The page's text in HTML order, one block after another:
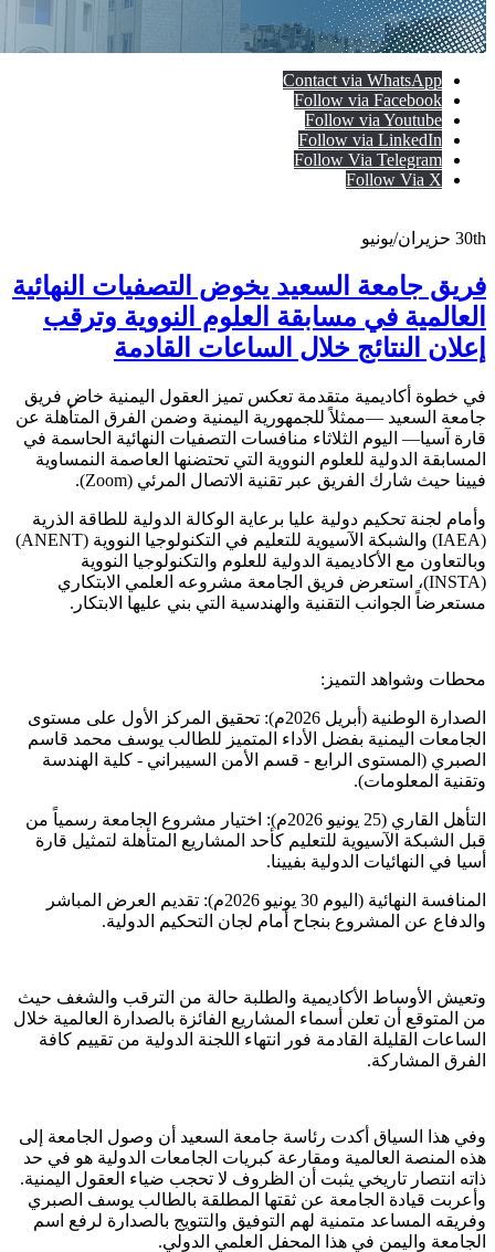
Contact via WhatsApp
Follow via Facebook
Follow via Youtube
Follow via LinkedIn
Follow Via Telegram
Follow Via X
30th حزيران/يونيو
فريق جامعة السعيد يخوض التصفيات النهائية
العالمية في مسابقة العلوم النووية وترقب
إعلان النتائج خلال الساعات القادمة
في خطوة أكاديمية متقدمة تعكس تميز العقول اليمنية خاض فريق
جامعة السعيد —ممثلاً للجمهورية اليمنية وضمن الفرق المتأهلة عن
قارة آسيا— اليوم الثلاثاء منافسات التصفيات النهائية الحاسمة في
المسابقة الدولية للعلوم النووية التي تحتضنها العاصمة النمساوية
فيينا حيث شارك الفريق عبر تقنية الاتصال المرئي (Zoom).
​وأمام لجنة تحكيم دولية عليا برعاية الوكالة الدولية للطاقة الذرية
(IAEA) والشبكة الآسيوية للتعليم في التكنولوجيا النووية (ANENT)
وبالتعاون مع الأكاديمية الدولية للعلوم والتكنولوجيا النووية
(INSTA)، استعرض فريق الجامعة مشروعه العلمي الابتكاري
مستعرضاً الجوانب التقنية والهندسية التي بني عليها الابتكار.
​محطات وشواهد التميز:
​الصدارة الوطنية (أبريل 2026م): تحقيق المركز الأول على مستوى
الجامعات اليمنية بفضل الأداء المتميز للطالب يوسف محمد قاسم
الصبري (المستوى الرابع - قسم الأمن السيبراني - كلية الهندسة
وتقنية المعلومات).
​التأهل القاري (25 يونيو 2026م): اختيار مشروع الجامعة رسمياً من
قبل الشبكة الآسيوية للتعليم كأحد المشاريع المتأهلة لتمثيل قارة
أسيا في النهائيات الدولية بفيينا.
​المنافسة النهائية (اليوم 30 يونيو 2026م): تقديم العرض المباشر
والدفاع عن المشروع بنجاح أمام لجان التحكيم الدولية.
​وتعيش الأوساط الأكاديمية والطلبة حالة من الترقب والشغف حيث
من المتوقع أن تعلن أسماء المشاريع الفائزة بالصدارة العالمية خلال
الساعات القليلة القادمة فور انتهاء اللجنة الدولية من تقييم كافة
الفرق المشاركة.
​وفي هذا السياق أكدت رئاسة جامعة السعيد أن وصول الجامعة إلى
هذه المنصة العالمية ومقارعة كبريات الجامعات الدولية هو في حد
ذاته انتصار تاريخي يثبت أن الظروف لا تحجب ضياء العقول اليمنية.
وأعربت قيادة الجامعة عن ثقتها المطلقة بالطالب يوسف الصبري
وفريقه المساعد متمنية لهم التوفيق والتتويج بالصدارة لرفع اسم
الجامعة واليمن في هذا المحفل العلمي الدولي.